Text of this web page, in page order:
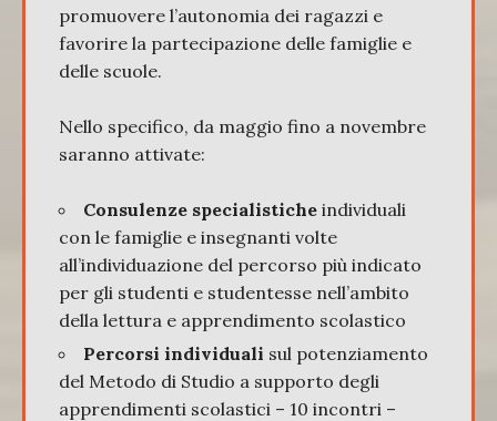
promuovere l’autonomia dei ragazzi e
favorire la partecipazione delle famiglie e
delle scuole.
Nello specifico, da maggio fino a novembre
saranno attivate:
Consulenze specialistiche individuali
con le famiglie e insegnanti volte
all’individuazione del percorso più indicato
per gli studenti e studentesse nell’ambito
della lettura e apprendimento scolastico
Percorsi individuali sul potenziamento
del Metodo di Studio a supporto degli
apprendimenti scolastici – 10 incontri –